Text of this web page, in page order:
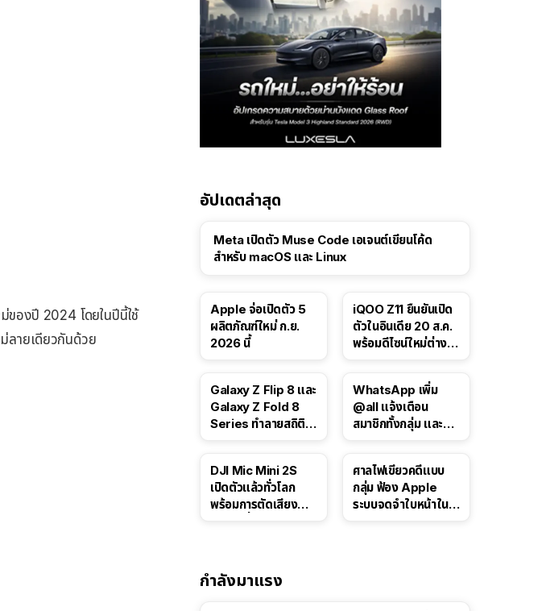
องปี 2024 โดยในปีนี้ใช้
ลายเดียวกันด้วย
อัปเดตล่าสุด
Meta เปิดตัว Muse Code เอเจนต์เขียนโค้ด
สำหรับ macOS และ Linux
Apple จ่อเปิดตัว 5
ผลิตภัณฑ์ใหม่ ก.ย.
2026 นี้
iQOO Z11 ยืนยันเปิด
ตัวในอินเดีย 20 ส.ค.
พร้อมดีไซน์ใหม่ต่าง
Galaxy Z Flip 8 และ
Galaxy Z Fold 8
Series ทำลายสถิติ
WhatsApp เพิ่ม
@all แจ้งเตือน
สมาชิกทั้งกลุ่ม และอัป
DJI Mic Mini 2S
เปิดตัวแล้วทั่วโลก
พร้อมการตัดเสียง
ศาลไฟเขียวคดีแบบ
กลุ่ม ฟ้อง Apple
ระบบจดจำใบหน้าใน
กำลังมาแรง